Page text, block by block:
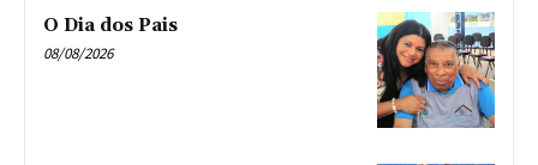
O Dia dos Pais
08/08/2026